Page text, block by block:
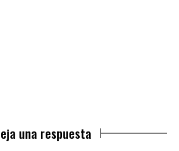
una respuesta